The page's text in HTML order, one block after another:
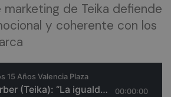
de Teika defiende
y coherente con los